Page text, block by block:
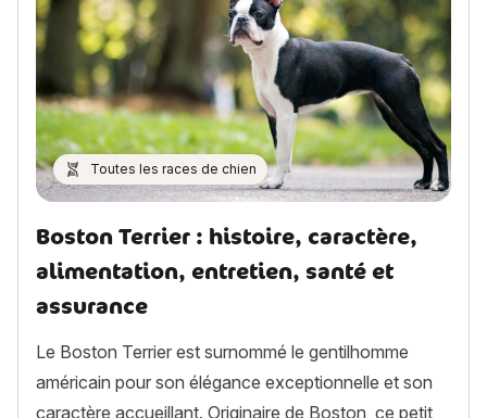
Toutes les races de chien
Boston Terrier : histoire, caractère,
alimentation, entretien, santé et
assurance
Le Boston Terrier est surnommé le gentilhomme
américain pour son élégance exceptionnelle et son
caractère accueillant. Originaire de Boston, ce petit